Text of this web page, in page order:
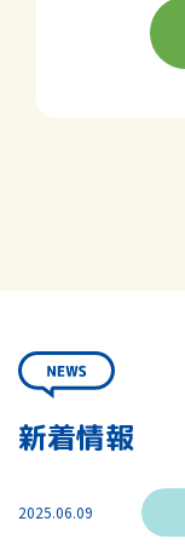
新着情報
2025.06.09